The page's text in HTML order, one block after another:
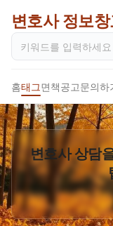
변호사 정보
홈태그면책공고문의하
변호사 상담